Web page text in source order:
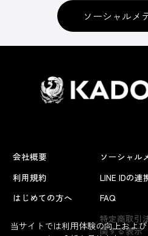
ソーシャルメ
会社概要
利用規約
はじめての方へ
ソーシャル
LINE IDの連
FAQ
特定商取引
関する表示
当サイトでは利用体験の向上およ